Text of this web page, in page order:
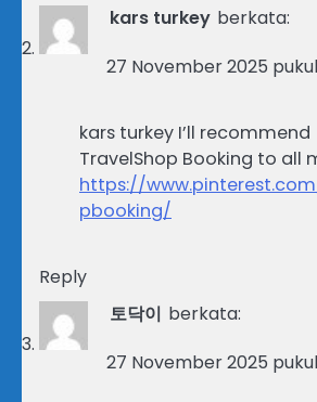
kars turkey berkata:
27 November 2025 pukul
kars turkey I’ll recommend
TravelShop Booking to all
https://
pbooking/
Reply
토닥이 berkata:
27 November 2025